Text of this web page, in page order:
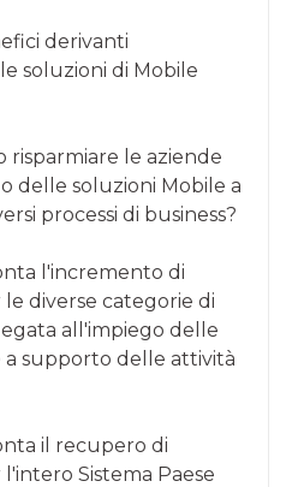
derivanti
soluzioni di Mobile
risparmiare le aziende
delle soluzioni Mobile a
processi di business?
l'incremento di
diverse categorie di
all'impiego delle
a supporto delle attività
il recupero di
Sistema Paese